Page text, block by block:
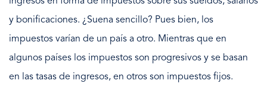
y bonificaciones. ¿Suena sencillo? Pues bien, los
impuestos varían de un país a otro. Mientras que en
algunos países los impuestos son progresivos y se basan
en las tasas de ingresos, en otros son impuestos fijos.